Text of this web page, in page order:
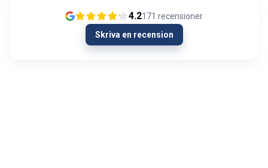
4.2171 recensioner
Skriva en recension